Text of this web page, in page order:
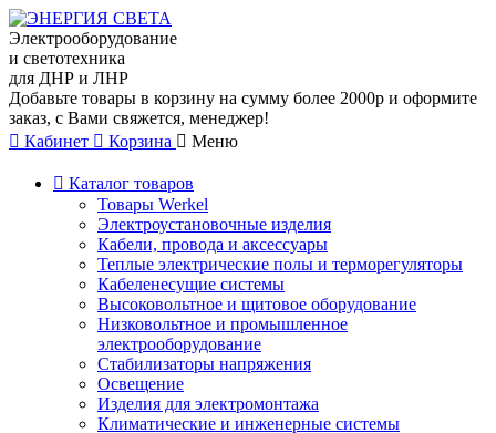
Электрооборудование
и светотехника
для ДНР и ЛНР
Добавьте товары в корзину на сумму более 2000р и оформите
заказ, с Вами свяжется, менеджер!
Кабинет
Корзина Меню
Каталог товаров
Товары Werkel
Электроустановочные изделия
Кабели, провода и аксессуары
Теплые электрические полы и терморегуляторы
Кабеленесущие системы
Высоковольтное и щитовое оборудование
Низковольтное и промышленное
электрооборудование
Стабилизаторы напряжения
Освещение
Изделия для электромонтажа
Климатические и инженерные системы